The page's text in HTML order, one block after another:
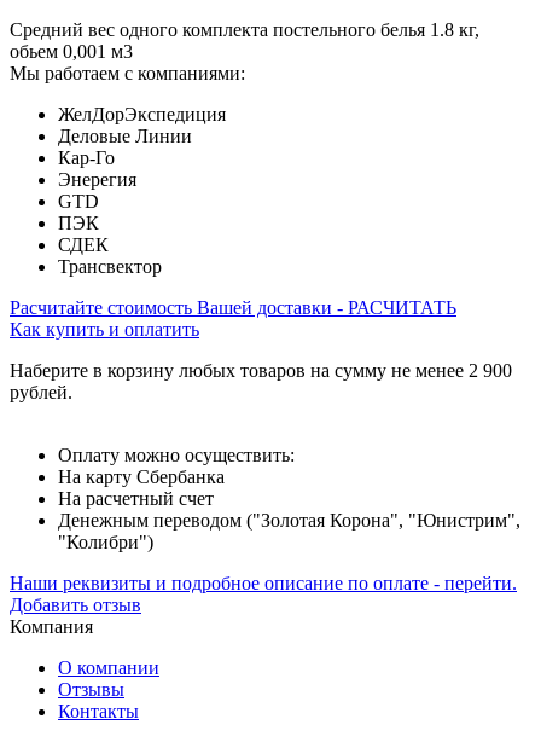
Средний вес одного комплекта постельного белья 1.8 кг,
обьем 0,001 м3
Мы работаем с компаниями:
ЖелДорЭкспедиция
Деловые Линии
Кар-Го
Энерегия
GTD
ПЭК
СДЕК
Трансвектор
Расчитайте стоимость Вашей доставки - РАСЧИТАТЬ
Как купить и оплатить
Наберите в корзину любых товаров на сумму не менее 2 900
рублей.
Оплату можно осуществить:
На карту Сбербанка
На расчетный счет
Денежным переводом ("Золотая Корона", "Юнистрим",
"Колибри")
Наши реквизиты и подробное описание по оплате - перейти.
Добавить отзыв
Компания
О компании
Отзывы
Контакты